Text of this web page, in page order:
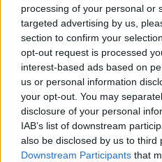
processing of your personal or
targeted advertising by us,
section to confirm your
opt-out request is processed
interest-based ads based on
us or personal information
your opt-out. You may
disclosure of your personal
IAB’s list of downstream
also be disclosed by us to third
Downstream Participants that